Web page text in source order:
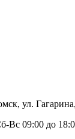
ул.
Вс 09:00 до